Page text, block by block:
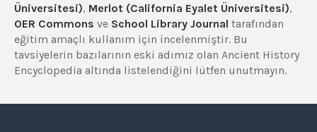
Üniversitesi), Merlot (California Eyalet Üniversitesi),
OER Commons ve School Library Journal tarafından
eğitim amaçlı kullanım için incelenmiştir. Bu
tavsiyelerin bazılarının eski adımız olan Ancient History
Encyclopedia altında listelendiğini lütfen unutmayın.